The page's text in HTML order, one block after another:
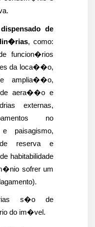
de
, como:
funcion�rios
da loca��o,
amplia��o,
de aera��o e
externas,
no
paisagismo,
reserva e
habitabilidade
sofrer um
s�o de
do im�vel.